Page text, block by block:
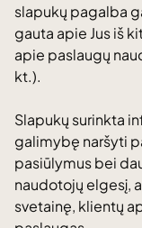
slapukų pagalba
gauta apie Jus iš
apie paslaugų
kt.).
Slapukų surinkta
galimybę naršyti
pasiūlymus bei
naudotojų elgesį,
svetainę, klientų